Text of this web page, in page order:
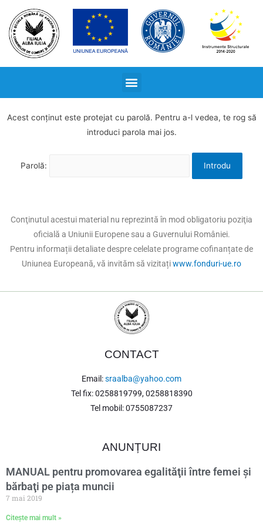
Acest conținut este protejat cu parolă. Pentru a-l vedea, te rog să
introduci parola mai jos.
Parolă:
Conţinutul acestui material nu reprezintă în mod obligatoriu poziţia
oficială a Uniunii Europene sau a Guvernului României.
Pentru informații detaliate despre celelate programe cofinanțate de
Uniunea Europeană, vă invităm să vizitațiwww.fonduri-ue.ro
CONTACT
Email:sraalba@yahoo.com
Tel fix: 0258819799, 0258818390
Tel mobil: 0755087237
ANUNȚURI
MANUAL pentru promovarea egalităţii între femei şi
bărbaţi pe piața muncii
7 mai 2019
Citește mai mult »